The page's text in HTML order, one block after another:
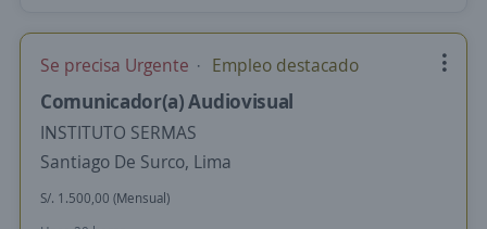
Se precisa Urgente Empleo destacado
Comunicador(a) Audiovisual
INSTITUTO SERMAS
Santiago De Surco, Lima
S/. 1.500,00 (Mensual)